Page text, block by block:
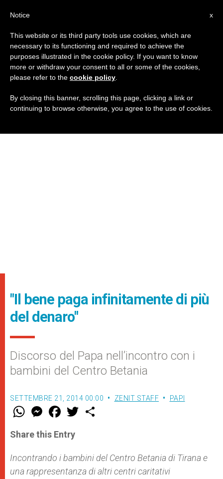
"Il bene paga infinitamente di più
del denaro"
Discorso del Papa nell’incontro con i
bambini del Centro Betania
SETTEMBRE 21, 2014 00:00 ZENIT STAFF PAPI
W
t
s
p
p
M
e
s
e
g
e
r
F
a
e
b
o
k
w
r
Share this Entry
Incontrando i bambini del Centro Betania di Tirana e
una rappresentanza di altri centri caritativi
x
Notice
This website or its third party tools use cookies, which are
necessary to its functioning and required to achieve the
purposes illustrated in the cookie policy. If you want to know
more or withdraw your consent to all or some of the cookies,
please refer to the cookie policy
By closing this banner, scrolling this page, clicking a link or
continuing to browse otherwise, you agree to the use of cookies.